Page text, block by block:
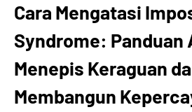
Cara Mengatasi
Syndrome: Panduan
Menepis Keraguan
Membangun